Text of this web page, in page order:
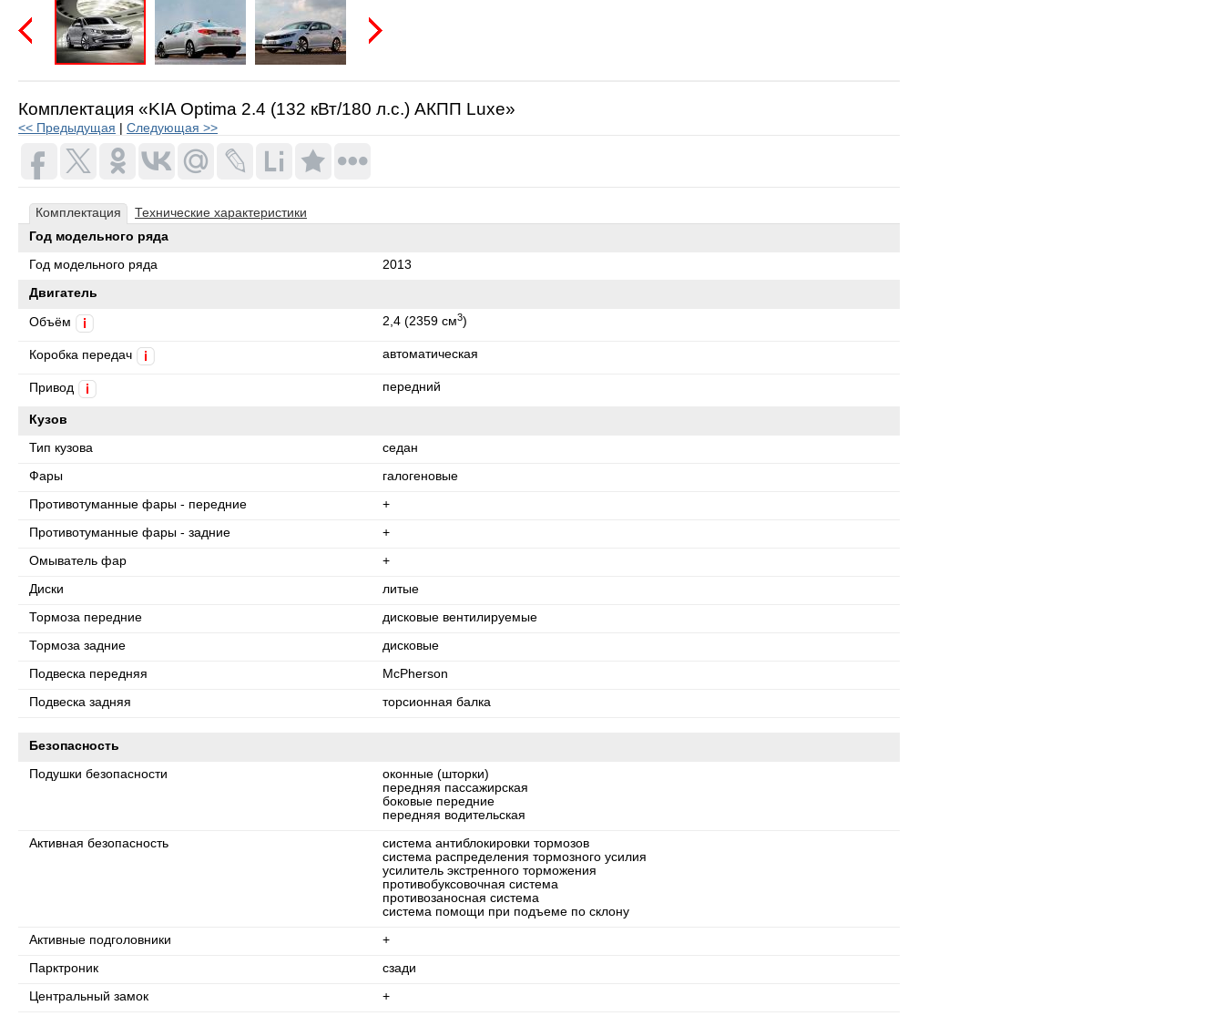
Комплектация «KIA Optima 2.4 (132 кВт/180 л.с.) АКПП Luxe»
<< Предыдущая Следующая >>
Комплектация
Технические характеристики
Год модельного ряда
Год модельного ряда 2013
Двигатель
Объём 2,4 (2359 см3)
Коробка передач автоматическая
Привод передний
Кузов
Тип кузова седан
Фары галогеновые
Противотуманные фары - передние +
Противотуманные фары - задние +
Омыватель фар +
Диски литые
Тормоза передние дисковые вентилируемые
Тормоза задние дисковые
Подвеска передняя McPherson
Подвеска задняя торсионная балка
Безопасность
Подушки безопасности
оконные (шторки)
передняя пассажирская
боковые передние
передняя водительская
Активная безопасность
система антиблокировки тормозов
система распределения тормозного усилия
усилитель экстренного торможения
противобуксовочная система
противозаносная система
система помощи при подъеме по склону
Активные подголовники +
Парктроник сзади
Центральный замок +